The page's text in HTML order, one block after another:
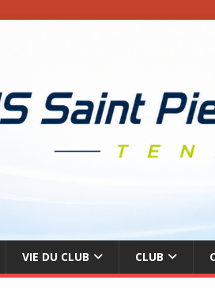
VIE DU CLUB CLUB